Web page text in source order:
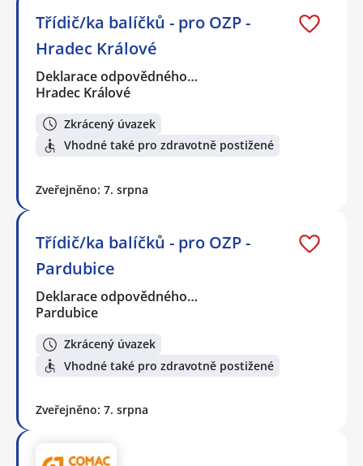
Třídič/ka balíčků - pro OZP -
Hradec Králové
Deklarace odpovědného…
Hradec Králové
Zkrácený úvazek
Vhodné také pro zdravotně postižené
Zveřejněno: 7. srpna
Třídič/ka balíčků - pro OZP -
Pardubice
Deklarace odpovědného…
Pardubice
Zkrácený úvazek
Vhodné také pro zdravotně postižené
Zveřejněno: 7. srpna